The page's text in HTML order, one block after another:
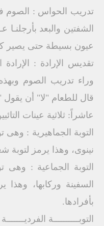
تدريب الحواس : الصوم
الشفتين والبعد
عيون بسيطة حتى يصير كل
تقديس الإرادة :
وراء تدريب الصوم
قال للطعام "لا" أن يقول
عاشراً: ثلاثية عينات
التوبة الجماهيرية :
نينوى، وهذا يرمز
التوبة الجماعية :
السفينة وركابها،
بأفرادها.
التوبــــــــــة